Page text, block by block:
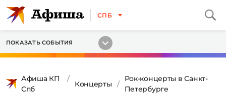
СПБ
ПОКАЗАТЬ СОБЫТИЯ
Афиша КП
Спб
Концерты
Рок-концерты в Санкт-
Петербурге